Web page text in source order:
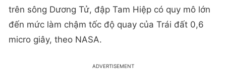
trên sông Dương Tử, đập Tam Hiệp có quy mô lớn
đến mức làm chậm tốc độ quay của Trái đất 0,6
micro giây, theo NASA.